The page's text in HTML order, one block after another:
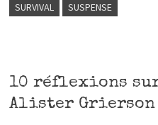
SURVIVAL
SUSPENSE
10 réflexions
Alister Grierson